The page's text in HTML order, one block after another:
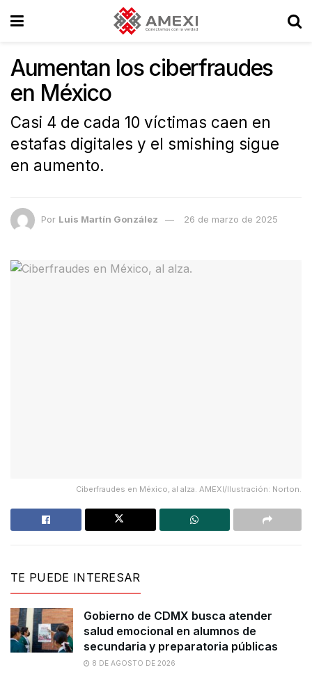
Aumentan los ciberfraudes
en México
Casi 4 de cada 10 víctimas caen en
estafas digitales y el smishing sigue
en aumento.
Por Luis Martín González 26 de marzo de 2025
Ciberfraudes en México, al alza. AMEXI/Ilustración: Norton.
TE PUEDE INTERESAR
Gobierno de CDMX busca atender
salud emocional en alumnos de
secundaria y preparatoria públicas
8 DE AGOSTO DE 2026